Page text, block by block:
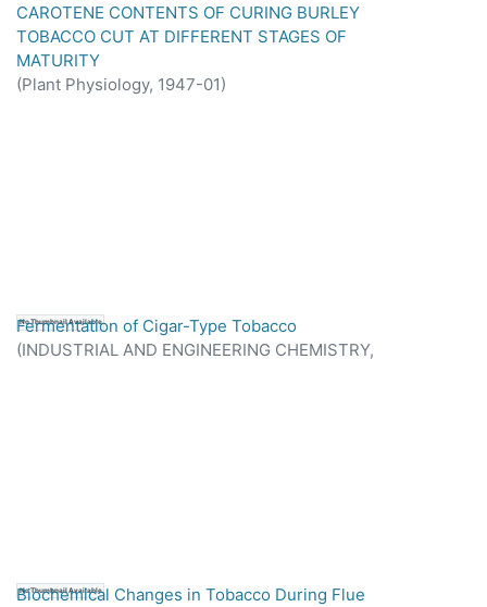
CAROTENE CONTENTS OF CURING BURLEY
TOBACCO CUT AT DIFFERENT STAGES OF
MATURITY
(Plant Physiology, 1947-01)
No Thumbnail Available
Fermentation of Cigar-Type Tobacco
(INDUSTRIAL AND ENGINEERING CHEMISTRY,
No Thumbnail Available
Biochemical Changes in Tobacco During Flue